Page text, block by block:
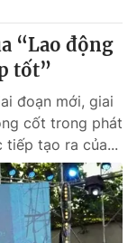
“Lao động
tốt”
đoạn mới, giai
cốt trong phát
tiếp tạo ra của...